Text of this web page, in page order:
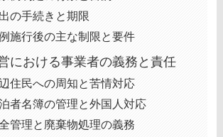
の手続きと期限
施行後の主な制限と要件
における事業者の義務と責任
住民への周知と苦情対応
者名簿の管理と外国人対応
管理と廃棄物処理の義務